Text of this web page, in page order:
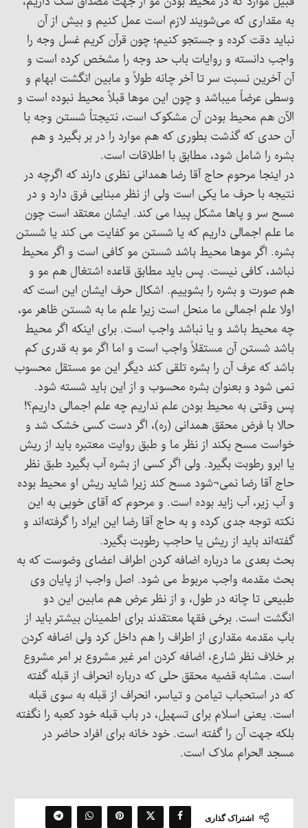
به مقداری که می‌شویند لازم است عمل کنیم و بیش از آن
نباید دقت کرده و جستجو کنیم؛ چون قرآن کریم غسل وجه را
واجب دانسته و روایات باب حد وجه را مشخص کرده است و
آن آخرین نسبت سر تا آخر چانه طولاً و مابین انگشت ابهام و
وسطی عرضاً میباشد و چون این موها قبلاً محیط نبوده است و
الآن هم محیط بودن آن مشکوک است، نتیجتاً شستن وجه با
آن حدی که گذشت بطوری که هم موارد را در بر بگیرد و هم
بشره را شامل شود، مطابق با اطلاقات است.
در اینجا مرحوم حاج آقا رضا همدانی نظری دارند که اگرچه در
نتیجه با حرف ما یکی است ولی از نظر مبنایی فرق دارد و در
مسح سر و پاها مشکل پیدا می کند. ایشان معتقد است چون
ما علم اجمالی داریم که یا شستن مو کفایت می کند یا شستن
بشره. اگر موها محیط باشد شستن مو کافی است و اگر محیط
نباشد، کافی نیست. پس باید مطابق قاعده اشتغال هم مو و
هم صورت و بشره را بشوییم. اشکال حرف ایشان این است که
اولا علم اجمالی ما منحل است زیرا علم ما به شستن ظاهر مو،
چه محیط باشد و یا نباشد واجب است. برای اینکه اگر محیط
باشد شستن آن مستقلاً واجب است و اما اگر مو به قدری کم
باشد که عرف آن را بشره تلقی کند دیگر این مو مستقل محسوب
نمی شود و بعنوان بشره محسوب و از این باید شسته شود.
پس وقتی به محیط بودن علم نداریم چه علم اجمالی داریم؟!
حالا با فرض محقق همدانی (ره)، اگر دست کسی خشک شد و
خواست مسح بکند از نظر ما و طبق روایت معتبره باید از ریش
یا ابرو رطوبت بگیرد. ولی اگر کسی از بشره آب بگیرد طبق نظر
حاج آقا رضا نمی¬شود مسح کند زیرا شاید ریش او محیط بوده
و آب زیر، آب زاید بوده است. و مرحوم که آقای خویی به این
نکته توجه جدی کرده و به حاج آقا رضا این ایراد را گرفته‌اند و
گفته‌اند باید از ریش یا حاجب رطوبت بگیرد.
بحث بعدی ما درباره اضافه کردن اطراف اعضای وضوست که به
بحث مقدمه واجب مربوط می شود. اصل واجب از پایان وی
طبیعی تا چانه در طول، و از نظر عرض هم مابین این دو
انگشت است. برخی فقها معتقدند برای اطمینان بیشتر باید از
باب مقدمه مقداری از اطراف را هم داخل کرد ولی اضافه کردن
بر خلاف نظر شارع، اضافه کردن امر غیر مشروع بر امر مشروع
است. مشابه قضیه محقق حلی که درباره انحراف از قبله گفته
که در استحباب تیامن و تیاسر، انحراف از قبله به سوی قبله
است. یعنی اسلام برای تسهیل، در باب قبله خود کعبه را نگفته
بلکه جهت آن را گفته است. خود خانه برای افراد حاضر در
مسجد الحرام ملاک است.
اشتراک گذاری